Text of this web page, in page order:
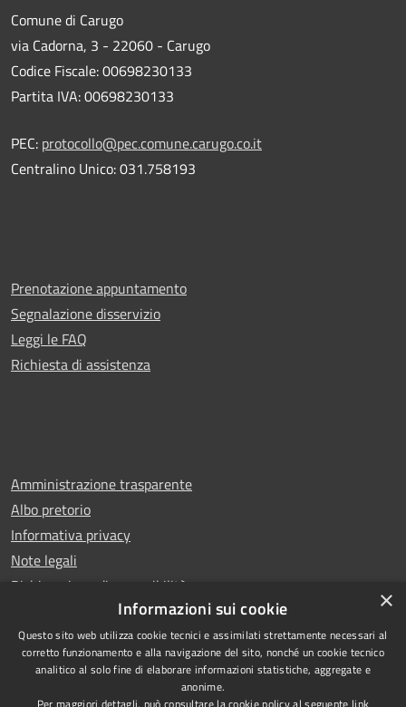
Comune di Carugo
via Cadorna, 3 - 22060 - Carugo
Codice Fiscale: 00698230133
Partita IVA: 00698230133
PEC: protocollo@pec.comune.carugo.co.it
Centralino Unico: 031.758193
Prenotazione appuntamento
Segnalazione disservizio
Leggi le FAQ
Richiesta di assistenza
Amministrazione trasparente
Albo pretorio
Informativa privacy
Note legali
Dichiarazione di accessibilità
RSS
Accessibilità
Copyright © 2026 • Comune di
Carugo • Powered by
×
Informazioni sui cookie
Questo sito web utilizza cookie tecnici e assimilati strettamente necessari al
corretto funzionamento e alla navigazione del sito, nonché un cookie tecnico
analitico al solo fine di elaborare informazioni statistiche, aggregate e
anonime.